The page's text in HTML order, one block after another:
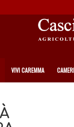
VIVI CAREMMA